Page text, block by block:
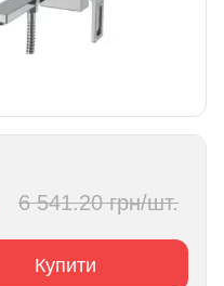
6 541.20 грн/шт.
Купити